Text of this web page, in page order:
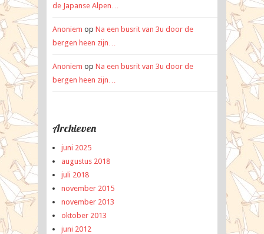
de Japanse Alpen…
Anoniem op Na een busrit van 3u door de
bergen heen zijn…
Anoniem op Na een busrit van 3u door de
bergen heen zijn…
Archieven
juni 2025
augustus 2018
juli 2018
november 2015
november 2013
oktober 2013
juni 2012